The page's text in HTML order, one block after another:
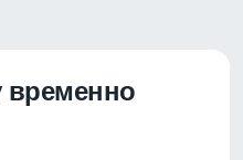
временно